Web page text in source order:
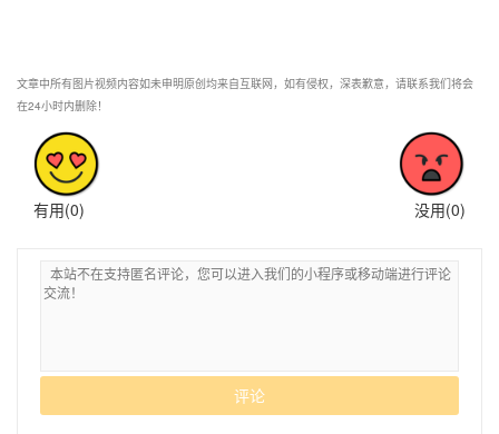
文章中所有图片视频内容如未申明原创均来自互联网，如有侵权，深表歉意，请联系我们将会
在24小时内删除！
有用(0) 没用(0)
评论